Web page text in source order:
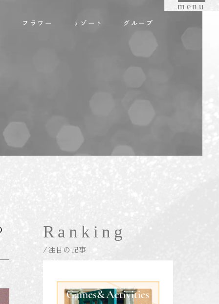
フラワー リゾート グループ
menu
Ranking
/注目の記事